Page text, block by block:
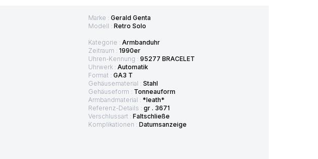
Marke : Gerald Genta
Modell : Retro Solo
Kategorie : Armbanduhr
Zeitraum : 1990er
Uhren-Kennung : 95277 BRACELET
Uhrwerk : Automatik
Format : GA3 T
Gehäusematerial : Stahl
Gehäuseform : Tonneauform
Armbandmaterial : *leath*
Referenz-Details : gr . 3671
Verschlussart : Faltschließe
Komplikationen : Datumsanzeige